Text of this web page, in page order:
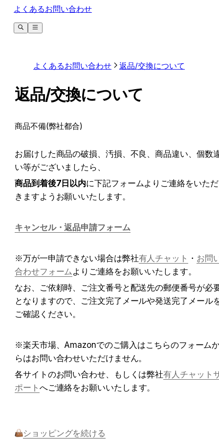
よくあるお問い合わせ
よくあるお問い合わせ 返品/交換について
返品/交換について
商品不備(弊社都合)
お届けした商品の破損、汚損、不良、商品違い、個数
い等がございましたら、
商品到着後7日以内に下記フォームよりご連絡をいただ
きますようお願いいたします。
キャンセル・返品申請フォーム
※万が一申請できない場合は弊社有人チャット ・ お問
合わせフォーム よりご連絡をお願いいたします。
なお、ご依頼時、ご注文番号と配送先の郵便番号が必
となりますので、ご注文完了メールや発送完了メール
ご確認ください。
※楽天市場、Amazonでのご購入はこちらのフォーム
らはお問い合わせいただけません。
各サイトのお問い合わせ、もしくは弊社有人チャット
ポート へご連絡をお願いいたします。
ショッピングを続ける